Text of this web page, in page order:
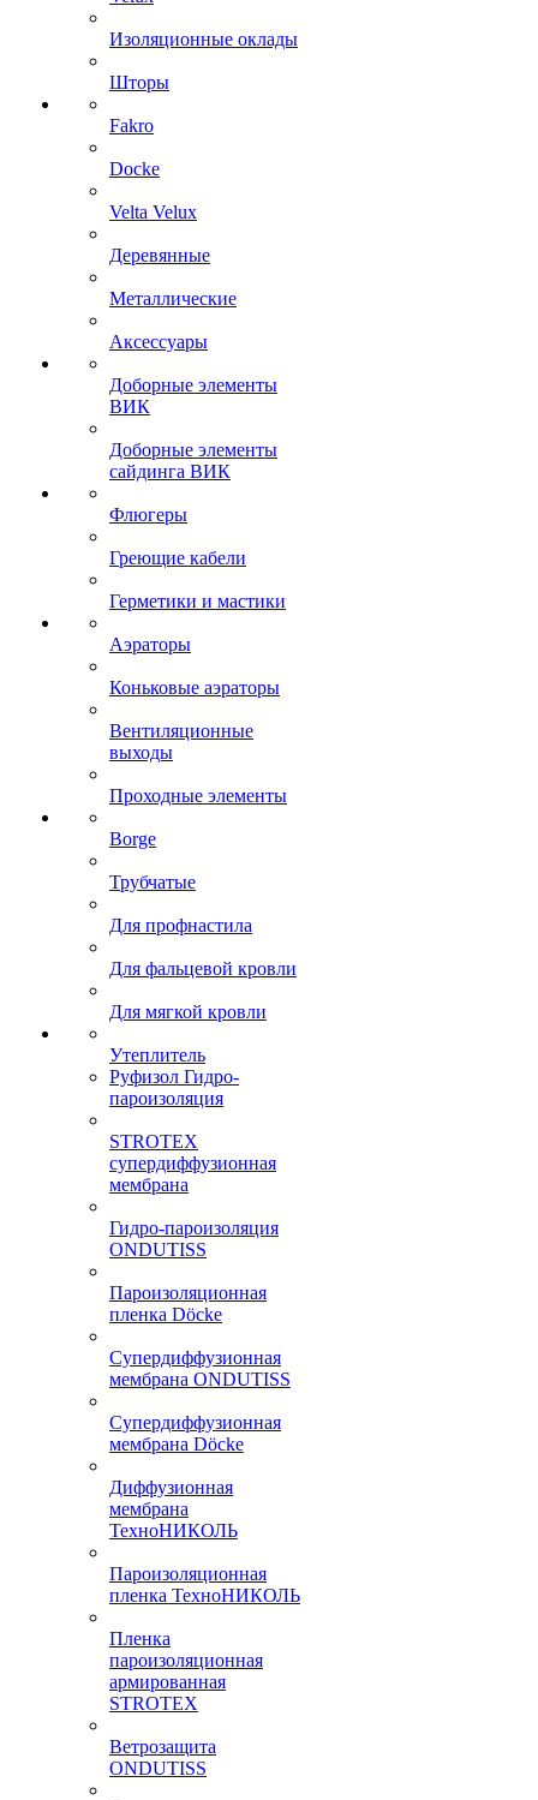
Изоляционные оклады
Шторы
Fakro
Docke
Velta Velux
Деревянные
Металлические
Аксессуары
Доборные элементы
ВИК
Доборные элементы
сайдинга ВИК
Флюгеры
Греющие кабели
Герметики и мастики
Аэраторы
Коньковые аэраторы
Вентиляционные
выходы
Проходные элементы
Borge
Трубчатые
Для профнастила
Для фальцевой кровли
Для мягкой кровли
Утеплитель
Руфизол Гидро-
пароизоляция
STROTEX
супердиффузионная
мембрана
Гидро-пароизоляция
ONDUTISS
Пароизоляционная
пленка Döcke
Супердиффузионная
мембрана ONDUTISS
Супердиффузионная
мембрана Döcke
Диффузионная
мембрана
ТехноНИКОЛЬ
Пароизоляционная
пленка ТехноНИКОЛЬ
Пленка
пароизоляционная
армированная
STROTEX
Ветрозащита
ONDUTISS